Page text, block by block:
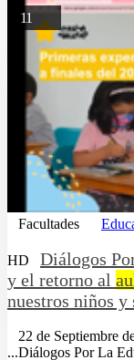
11
Facultades
HD
Diálogos
y el retorno al
nuestros niños y
22 de Septiembre
...Diálogos Por La